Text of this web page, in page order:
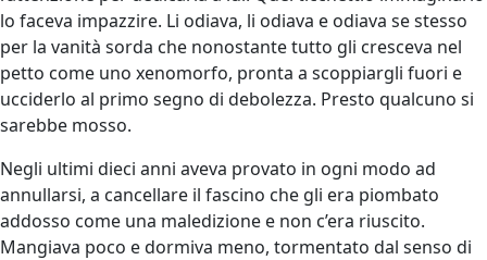
lo faceva impazzire. Li odiava, li odiava e odiava se stesso
per la vanità sorda che nonostante tutto gli cresceva nel
petto come uno xenomorfo, pronta a scoppiargli fuori e
ucciderlo al primo segno di debolezza. Presto qualcuno si
sarebbe mosso.
Negli ultimi dieci anni aveva provato in ogni modo ad
annullarsi, a cancellare il fascino che gli era piombato
addosso come una maledizione e non c’era riuscito.
Mangiava poco e dormiva meno, tormentato dal senso di